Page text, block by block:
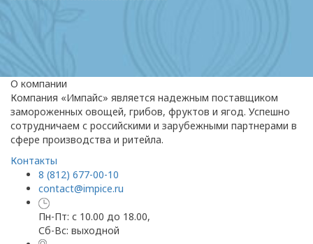
О компании
Компания «Импайс» является надежным поставщиком
замороженных овощей, грибов, фруктов и ягод. Успешно
сотрудничаем с российскими и зарубежными партнерами в
сфере производства и ритейла.
Контакты
8 (812) 677-00-10
contact@impice.ru
Пн-Пт: с 10.00 до 18.00,
Сб-Вс: выходной